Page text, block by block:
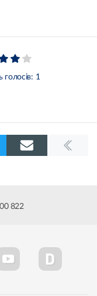
голосів: 1
822